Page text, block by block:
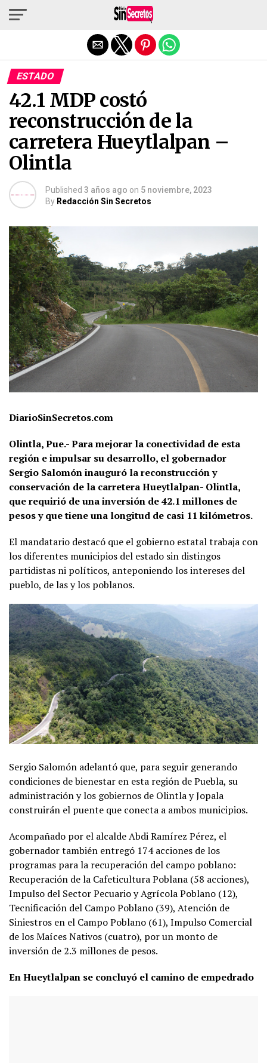
ESTADO
42.1 MDP costó
reconstrucción de la
carretera Hueytlalpan –
Olintla
Published 3 años ago on 5 noviembre, 2023
By Redacción Sin Secretos
DiarioSinSecretos.com
Olintla, Pue.-Para mejorar la conectividad de esta
región e impulsar su desarrollo, el gobernador
Sergio Salomón inauguró la reconstrucción y
conservación de la carretera Hueytlalpan- Olintla,
que requirió de una inversión de 42.1 millones de
pesos y que tiene una longitud de casi 11 kilómetros.
El mandatario destacó que el gobierno estatal trabaja con
los diferentes municipios del estado sin distingos
partidistas ni políticos, anteponiendo los intereses del
pueblo, de las y los poblanos.
Sergio Salomón adelantó que, para seguir generando
condiciones de bienestar en esta región de Puebla, su
administración y los gobiernos de Olintla y Jopala
construirán el puente que conecta a ambos municipios.
Acompañado por el alcalde Abdi Ramírez Pérez, el
gobernador también entregó 174 acciones de los
programas para la recuperación del campo poblano:
Recuperación de la Cafeticultura Poblana (58 acciones),
Impulso del Sector Pecuario y Agrícola Poblano (12),
Tecnificación del Campo Poblano (39), Atención de
Siniestros en el Campo Poblano (61), Impulso Comercial
de los Maíces Nativos (cuatro), por un monto de
inversión de 2.3 millones de pesos.
En Hueytlalpan se concluyó el camino de empedrado
Salir de la versión móvil